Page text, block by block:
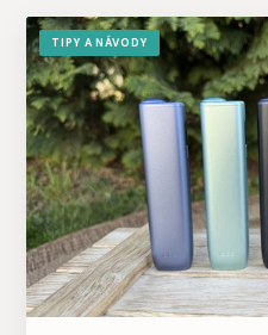
TIPY A NÁVODY